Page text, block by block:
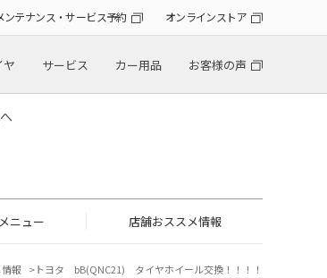
ンテナンス・サービス予約 オンラインストア
ヤ サービス カー用品 お客様の声
ニュー 店舗おススメ情報
報 トヨタ bB(QNC21) タイヤホイール交換！！！！